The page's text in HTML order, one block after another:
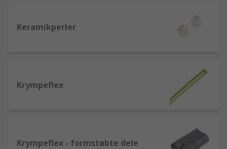
Keramikperler
Krympeflex
Krympeflex - formstøbte dele